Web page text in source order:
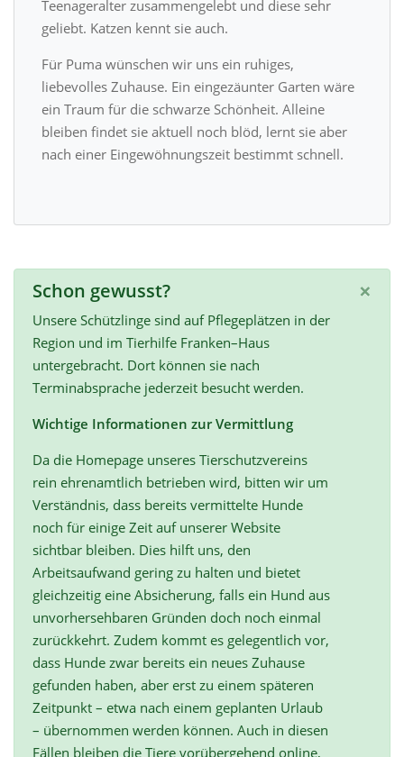
Teenageralter zusammengelebt und diese sehr
geliebt. Katzen kennt sie auch.
Für Puma wünschen wir uns ein ruhiges,
liebevolles Zuhause. Ein eingezäunter Garten wäre
ein Traum für die schwarze Schönheit. Alleine
bleiben findet sie aktuell noch blöd, lernt sie aber
nach einer Eingewöhnungszeit bestimmt schnell.
×
Schon gewusst?
Unsere Schützlinge sind auf Pflegeplätzen in der
Region und im Tierhilfe Franken–Haus
untergebracht. Dort können sie nach
Terminabsprache jederzeit besucht werden.
Wichtige Informationen zur Vermittlung
Da die Homepage unseres Tierschutzvereins
rein ehrenamtlich betrieben wird, bitten wir um
Verständnis, dass bereits vermittelte Hunde
noch für einige Zeit auf unserer Website
sichtbar bleiben. Dies hilft uns, den
Arbeitsaufwand gering zu halten und bietet
gleichzeitig eine Absicherung, falls ein Hund aus
unvorhersehbaren Gründen doch noch einmal
zurückkehrt. Zudem kommt es gelegentlich vor,
dass Hunde zwar bereits ein neues Zuhause
gefunden haben, aber erst zu einem späteren
Zeitpunkt – etwa nach einem geplanten Urlaub
– übernommen werden können. Auch in diesen
Fällen bleiben die Tiere vorübergehend online,